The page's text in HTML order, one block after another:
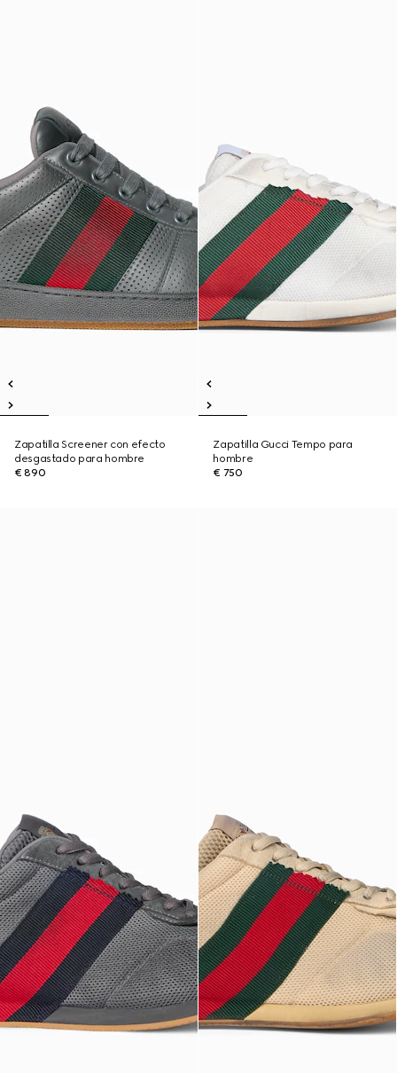
Zapatilla Screener con efecto
desgastado para hombre
€ 890
Zapatilla Gucci Tempo para
hombre
€ 750